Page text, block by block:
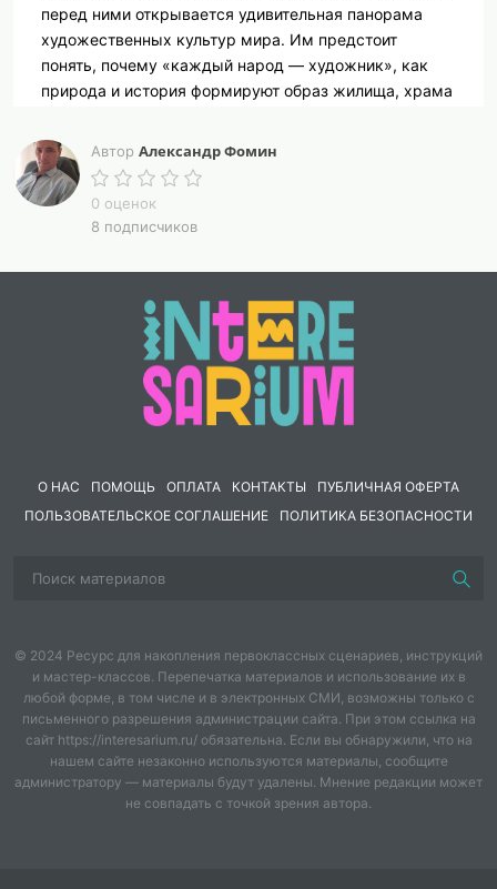
перед ними открывается удивительная панорама
художественных культур мира. Им предстоит
понять, почему «каждый народ — художник», как
природа и история формируют образ жилища, храма
Каждый конспект содержит:
•
Цели и задачи (образовательные, развивающие,
воспитательные).
Планируемые результаты (предметные,
•
Формирование УУД (познавательные,
Реализация воспитательной работы по
направлениям ФРП.
Оборудование и материалы (список для учителя
Подробный ход урока с развёрнутой речью
ребусы, игровые приёмы.
•
Практические задания: живопись, графика,
макетирование, цифровое моделирование.
отметок).
•
Критерии оценки (словесные, без баллов).
•
Примечания и советы учителю.
•
Занимательный блок «А знаете ли вы?» с
неожиданными фактами.
Представьте: вы заходите в класс, открываете
Автор Александр Фомин
0 оценок
8 подписчиков
О НАС ПОМОЩЬ ОПЛАТА КОНТАКТЫ
ПУБЛИЧНАЯ ОФЕРТА
ПОЛЬЗОВАТЕЛЬСКОЕ СОГЛАШЕНИЕ
ПОЛИТИКА БЕЗОПАСНОСТИ
© 2024 Ресурс для накопления первоклассных сценариев, инструкций
и мастер-классов. Перепечатка материалов и использование их в
любой форме, в том числе и в электронных СМИ, возможны только с
письменного разрешения администрации сайта. При этом ссылка на
сайт https://interesarium.ru/ обязательна. Если вы обнаружили, что на
нашем сайте незаконно используются материалы, сообщите
администратору — материалы будут удалены. Мнение редакции может
не совпадать с точкой зрения автора.